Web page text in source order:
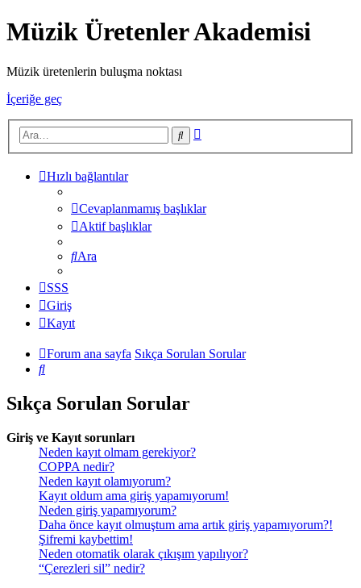
Müzik Üretenler Akademisi
Müzik üretenlerin buluşma noktası
İçeriğe geç
Ara
Hızlı bağlantılar
Cevaplanmamış başlıklar
Aktif başlıklar
Ara
SSS
Giriş
Kayıt
Forum ana sayfa Sıkça Sorulan Sorular
Ara
Sıkça Sorulan Sorular
Giriş ve Kayıt sorunları
Neden kayıt olmam gerekiyor?
COPPA nedir?
Neden kayıt olamıyorum?
Kayıt oldum ama giriş yapamıyorum!
Neden giriş yapamıyorum?
Daha önce kayıt olmuştum ama artık giriş yapamıyorum?!
Şifremi kaybettim!
Neden otomatik olarak çıkışım yapılıyor?
“Çerezleri sil” nedir?